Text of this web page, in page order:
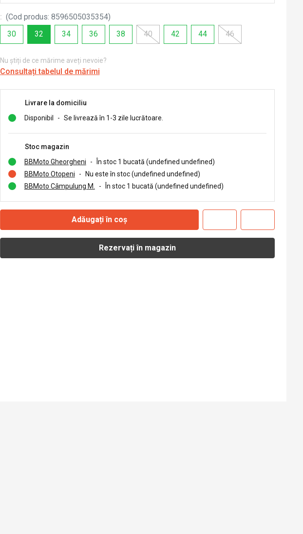
: (Cod produs: 8596505035354)
30
32 34 36 38 40 42 44 46
Nu știți de ce mărime aveți nevoie?
Consultați tabelul de mărimi
Livrare la domiciliu
Disponibil
- Se livrează în 1-3 zile lucrătoare.
Stoc magazin
BBMoto Gheorgheni
-
În stoc 1 bucată (undefined undefined)
BBMoto Otopeni
-
Nu este în stoc (undefined undefined)
BBMoto Câmpulung M.
- În stoc 1 bucată (undefined undefined)
Adăugați în coș
Rezervați în magazin